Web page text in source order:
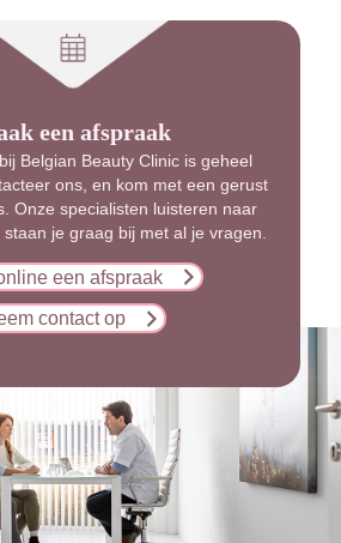
een afspraak
Belgian Beauty Clinic is geheel
ons, en kom met een gerust
Onze specialisten luisteren naar
je graag bij met al je vragen.
een afspraak
contact op